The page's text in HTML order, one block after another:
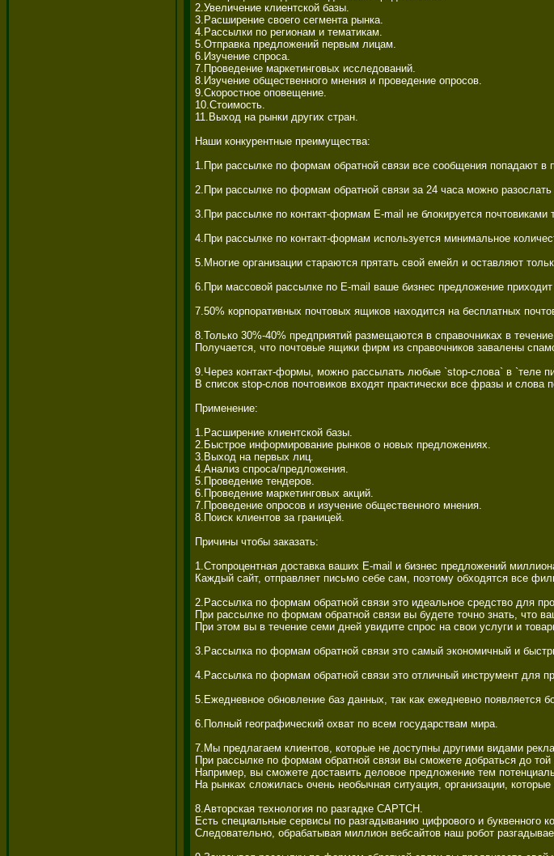
2.Увеличение клиентской базы.
3.Расширение своего сегмента рынка.
4.Рассылки по регионам и тематикам.
5.Отправка предложений первым лицам.
6.Изучение спроса.
7.Проведение маркетинговых исследований.
8.Изучение общественного мнения и проведение опросов.
9.Скоростное оповещение.
10.Стоимость.
11.Выход на рынки других стран.
Наши конкурентные преимущества:
1.При рассылке по формам обратной связи все сообщения попадают в
2.При рассылке по формам обратной связи за 24 часа можно
3.При рассылке по контакт-формам E-mail не блокируется
4.При рассылке по контакт-формам используется минимальное
5.Многие организации стараются прятать свой емейл и оставляют
6.При массовой рассылке по E-mail ваше бизнес предложение
7.50% корпоративных почтовых ящиков находится на бесплатных
8.Только 30%-40% предприятий размещаются в справочниках в
Получается, что почтовые ящики фирм из справочников завалены
9.Через контакт-формы, можно рассылать любые `stop-слова` в `теле
В список stop-слов почтовиков входят практически все фразы и
Применение:
1.Расширение клиентской базы.
2.Быстрое информирование рынков о новых предложениях.
3.Выход на первых лиц.
4.Анализ спроса/предложения.
5.Проведение тендеров.
6.Проведение маркетинговых акций.
7.Проведение опросов и изучение общественного мнения.
8.Поиск клиентов за границей.
Причины чтобы заказать:
1.Стопроцентная доставка ваших E-mail и бизнес предложений
Каждый сайт, отправляет письмо себе сам, поэтому обходятся все
2.Рассылка по формам обратной связи это идеальное средство для
При рассылке по формам обратной связи вы будете точно знать, что
При этом вы в течение семи дней увидите спрос на свои услуги и
3.Рассылка по формам обратной связи это самый экономичный и
4.Рассылка по формам обратной связи это отличный инструмент для
5.Ежедневное обновление баз данных, так как ежедневно появляется
6.Полный географический охват по всем государствам мира.
7.Мы предлагаем клиентов, которые не доступны другими видами
При рассылке по формам обратной связи вы сможете добраться до той
Например, вы сможете доставить деловое предложение тем
На рынках сложилась очень необычная ситуация, организации,
8.Авторская технология по разгадке CAPTCH.
Есть специальные сервисы по разгадыванию цифрового и буквенного
Следовательно, обрабатывая миллион вебсайтов наш робот